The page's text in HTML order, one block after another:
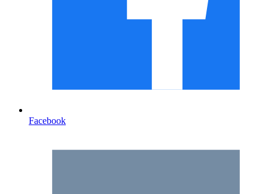
Facebook